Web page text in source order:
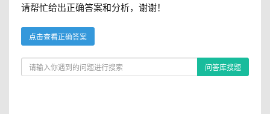
请帮忙给出正确答案和分析，谢谢！
点击查看正确答案
问答库搜题